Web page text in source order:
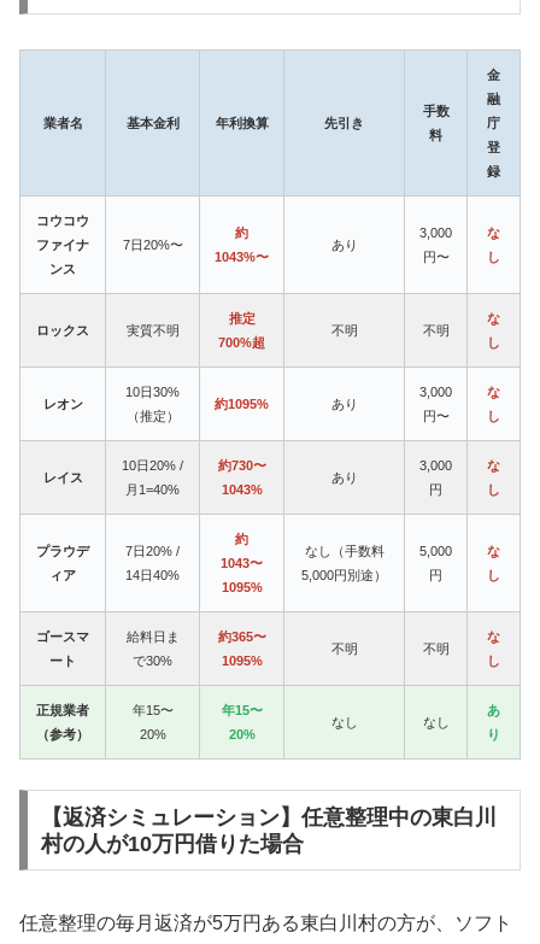
業者名 基本金利 年利換算 先引き
手数
料
金
融
庁
登
録
コウコウ
ファイナ
ンス
7日20%〜
約
1043%〜
あり
3,000
円〜
な
し
ロックス 実質不明
推定
700%超
不明 不明
な
し
レオン
10日30%
（推定）
約1095% あり
3,000
円〜
な
し
レイス
10日20% /
月1=40%
約730〜
1043%
あり
3,000
円
な
し
プラウデ
ィア
7日20% /
14日40%
約
1043〜
1095%
なし（手数料
5,000円別途）
5,000
円
な
し
ゴースマ
ート
給料日ま
で30%
約365〜
1095%
不明 不明
な
し
正規業者
（参考）
年15〜
20%
年15〜
20%
なし なし
あ
り
【返済シミュレーション】任意整理中の東白川
村の人が10万円借りた場合
任意整理の毎月返済が5万円ある東白川村の方が、ソフト